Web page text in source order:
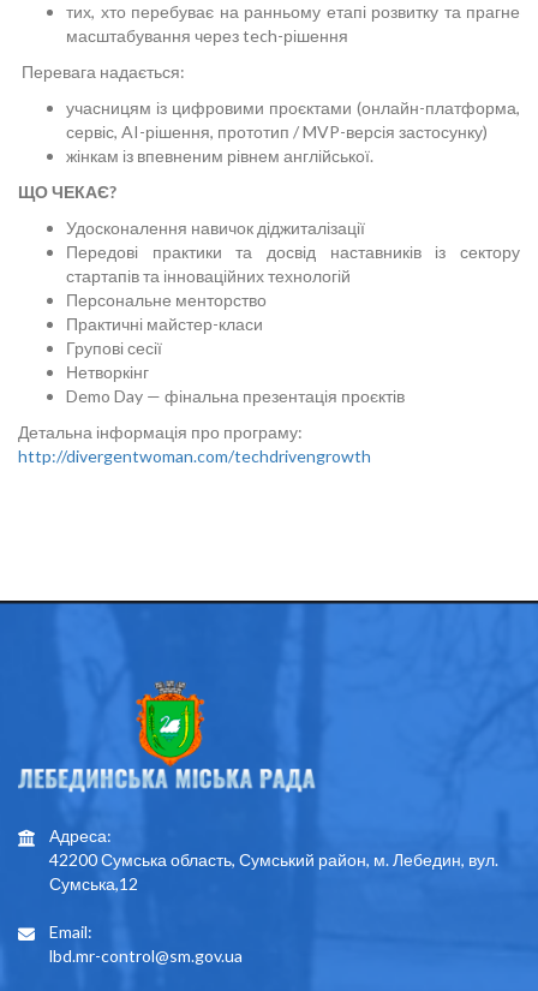
тих, хто перебуває на ранньому етапі розвитку та прагне
масштабування через tech-рішення
Перевага надається:
учасницям із цифровими проєктами (онлайн-платформа,
сервіс, AI-рішення, прототип / MVP-версія застосунку)
жінкам із впевненим рівнем англійської.
ЩО ЧЕКАЄ?
Удосконалення навичок діджиталізації
Передові практики та досвід наставників із сектору
стартапів та інноваційних технологій
Персональне менторство
Практичні майстер-класи
Групові сесії
Нетворкінг
Demo Day — фінальна презентація проєктів
Детальна інформація про програму:
http://divergentwoman.com/techdrivengrowth
Адреса:
42200 Сумська область, Сумський район, м. Лебедин, вул.
Сумська,12
Email:
lbd.mr-control@sm.gov.ua